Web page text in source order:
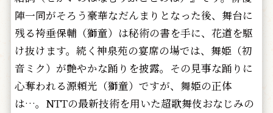
陣一同がそろう豪華なだんまりとなった後、舞台に
残る袴垂保輔（獅童）は秘術の書を手に、花道を駆
け抜けます。続く神泉苑の宴席の場では、舞姫（初
音ミク）が艶やかな踊りを披露。その見事な踊りに
心奪われる源頼光（獅童）ですが、舞姫の正体
は…。NTTの最新技術を用いた超歌舞伎おなじみの